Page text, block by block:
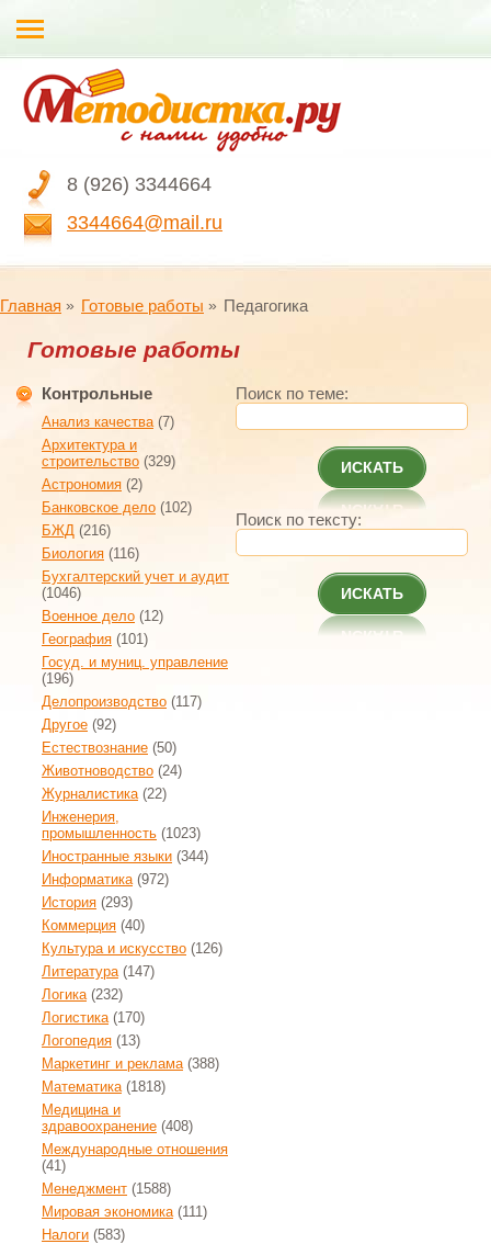
8 (926) 3344664
3344664@mail.ru
Главная Готовые работы Педагогика
Готовые работы
Контрольные
Анализ качества(7)
Архитектура и
строительство (329)
Астрономия (2)
Банковское дело (102)
БЖД (216)
Биология (116)
Бухгалтерский учет и аудит
(1046)
Военное дело (12)
География (101)
Госуд. и муниц. управление
(196)
Делопроизводство (117)
Другое (92)
Естествознание (50)
Животноводство (24)
Журналистика(22)
Инженерия,
промышленность (1023)
Иностранные языки (344)
Информатика(972)
История (293)
Коммерция (40)
Культура и искусство (126)
Литература(147)
Логика(232)
Логистика(170)
Логопедия (13)
Маркетинг и реклама(388)
Математика(1818)
Медицина и
здравоохранение (408)
Международные отношения
(41)
Менеджмент (1588)
Мировая экономика(111)
Налоги (583)
Поиск по теме:
ИСКАТЬ
Поиск по тексту:
ИСКАТЬ